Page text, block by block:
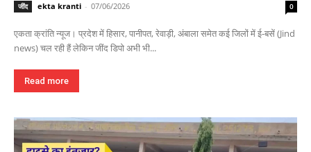
जींद ekta kranti - 07/06/2026 0
एकता क्रांति न्यूज। प्रदेश में हिसार, पानीपत, रेवाड़ी, अंबाला समेत कई जिलों में ई-बसें (Jind
news) चल रही हैं लेकिन जींद डिपो अभी भी...
Read more